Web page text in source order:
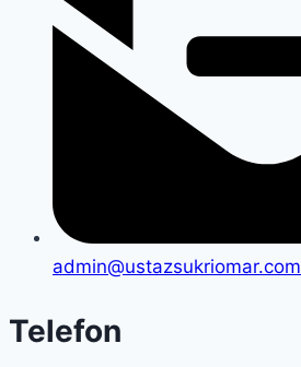
admin@ustazsukriomar.com
Telefon